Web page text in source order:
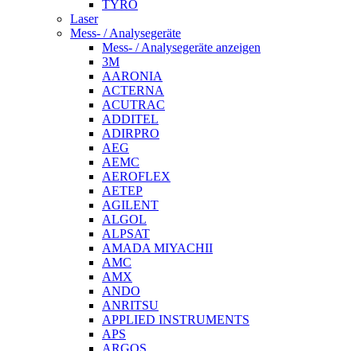
TYRO
Laser
Mess- / Analysegeräte
Mess- / Analysegeräte anzeigen
3M
AARONIA
ACTERNA
ACUTRAC
ADDITEL
ADIRPRO
AEG
AEMC
AEROFLEX
AETEP
AGILENT
ALGOL
ALPSAT
AMADA MIYACHII
AMC
AMX
ANDO
ANRITSU
APPLIED INSTRUMENTS
APS
ARGOS